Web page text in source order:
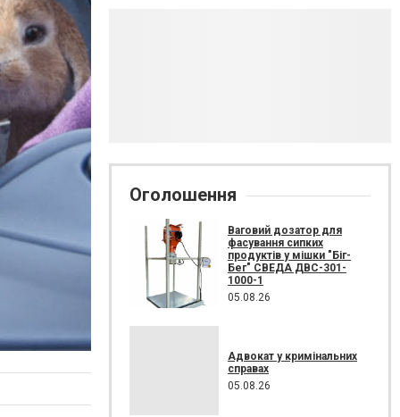
Оголошення
Ваговий дозатор для
фасування сипких
продуктів у мішки "Біг-
Бег" СВЕДА ДВС-301-
1000-1
05.08.26
Адвокат у кримінальних
справах
05.08.26